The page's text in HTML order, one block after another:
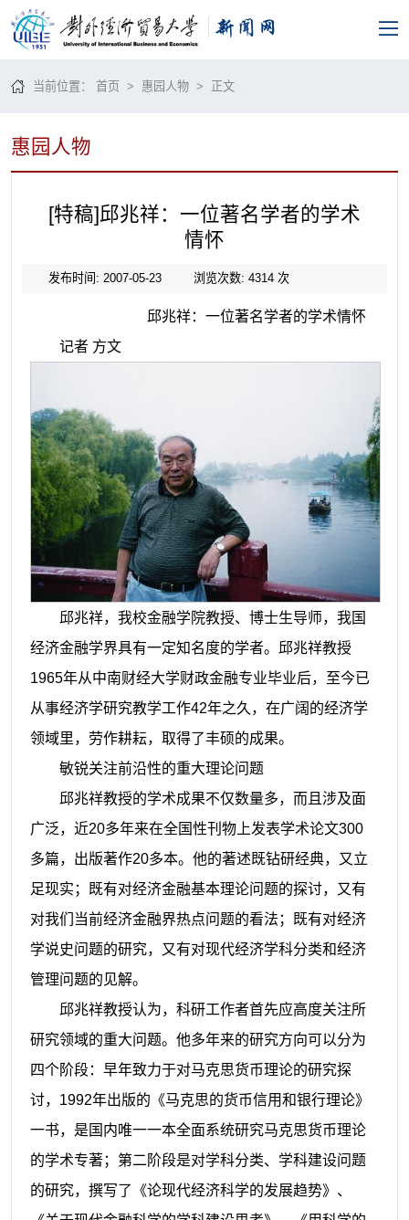
当前位置：首页 > 惠园人物 > 正文
惠园人物
[特稿]邱兆祥：一位著名学者的学术
情怀
发布时间: 2007-05-23 浏览次数: 4314次
邱兆祥：一位著名学者的学术情怀
记者 方文
邱兆祥，我校金融学院教授、博士生导师，我国
经济金融学界具有一定知名度的学者。
邱兆祥教授
1965年从中南财经大学财政金融专业毕业后，至今已
从事经济学研究教学工作42年之久，在广阔的经济学
领域里，劳作耕耘，取得了丰硕的成果。
敏锐关注前沿性的重大理论问题
邱兆祥教授的学术成果不仅数量多，而且涉及面
广泛，近20多年来在全国性刊物上发表学术论文300
多篇，出版著作20多本。他的著述既钻研经典，又立
足现实；既有对经济金融基本理论问题的探讨，又有
对我们当前经济金融界热点问题的看法；既有对经济
学说史问题的研究，又有对现代经济学科分类和经济
管理问题的见解。
邱兆祥教授认为，科研工作者首先应高度关注所
研究领域的重大问题。他多年来的研究方向可以分为
四个阶段：早年致力于对马克思货币理论的研究探
讨， 1992年出版的《马克思的货币信用和银行理论》
一书，是国内唯一一本全面系统研究马克思货币理论
的学术专著；第二阶段是对学科分类、学科建设问题
的研究，撰写了《论现代经济科学的发展趋势》、